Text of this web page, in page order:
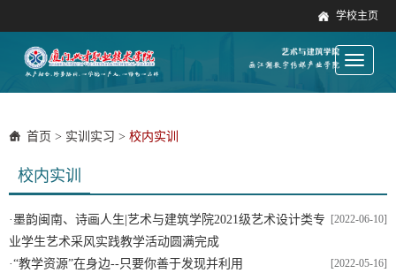
学校主页
Toggle
首页 > 实训实习 > 校内实训
校内实训
[2022-06-10]
·墨韵闽南、诗画人生|艺术与建筑学院2021级艺术设计类专
业学生艺术采风实践教学活动圆满完成
[2022-05-16]
·“教学资源”在身边--只要你善于发现并利用